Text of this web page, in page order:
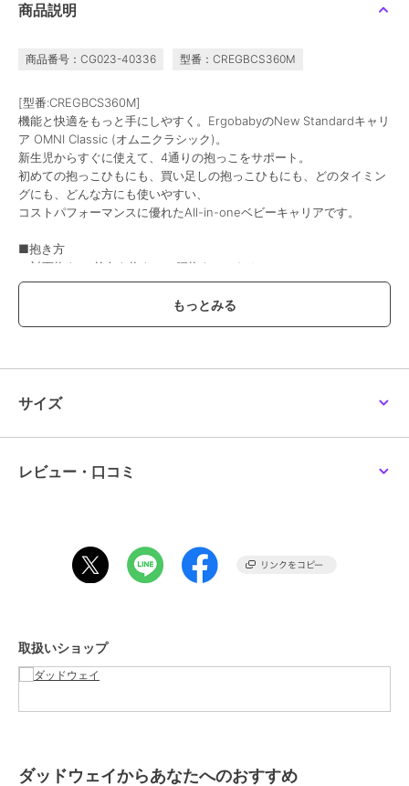
商品説明
商品番号：CG023-40336 型番：CREGBCS360M
[型番:CREGBCS360M]
機能と快適をもっと手にしやすく。ErgobabyのNew Standardキャリ
ア OMNI Classic (オムニクラシック)。
新生児からすぐに使えて、4通りの抱っこをサポート。
初めての抱っこひもにも、買い足しの抱っこひもにも、どのタイミン
グにも、どんな方にも使いやすい、
コストパフォーマンスに優れたAll-in-oneベビーキャリアです。
■抱き方
１対面抱き ２前向き抱き ３腰抱き ４おんぶ
対面抱き：0カ月から48カ月（体重20.4kg)まで
前向き抱き：5カ月から24カ月(体重13.6g）まで
ウエストサイズ 約60cmから132cm
ユーザー登録で2年間に延長。
ブランド ダッドウェイ
サイズ
レビュー・口コミ
取扱いショップ
ダッドウェイからあなたへのおすすめ